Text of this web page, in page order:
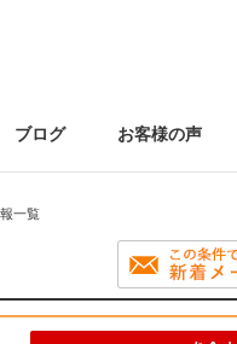
ブログ お客様の声
一覧